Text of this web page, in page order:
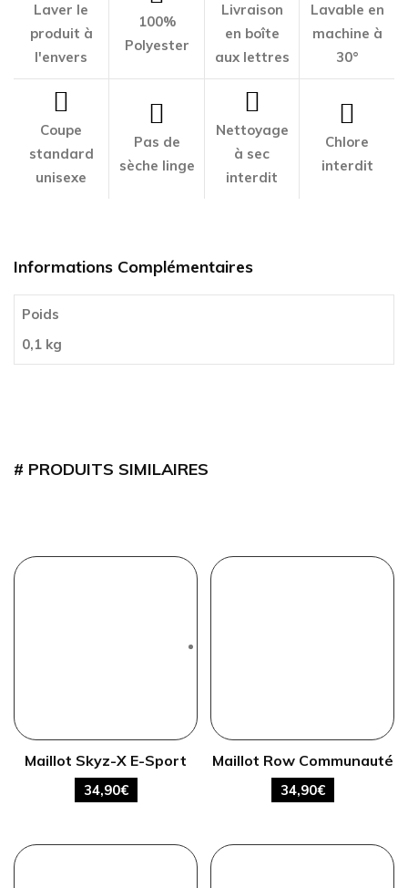
Laver le
produit à
l'envers
100%
Polyester
Livraison
en boîte
aux lettres
Lavable en
machine à
30°
Coupe
standard
unisexe
Pas de
sèche linge
Nettoyage
à sec
interdit
Chlore
interdit
Informations Complémentaires
Poids
0,1 kg
PRODUITS SIMILAIRES
Maillot Skyz-X E-Sport
34,90€
Maillot Row Communauté
34,90€